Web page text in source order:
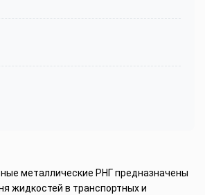
металлические РНГ предназначены
жидкостей в транспортных и